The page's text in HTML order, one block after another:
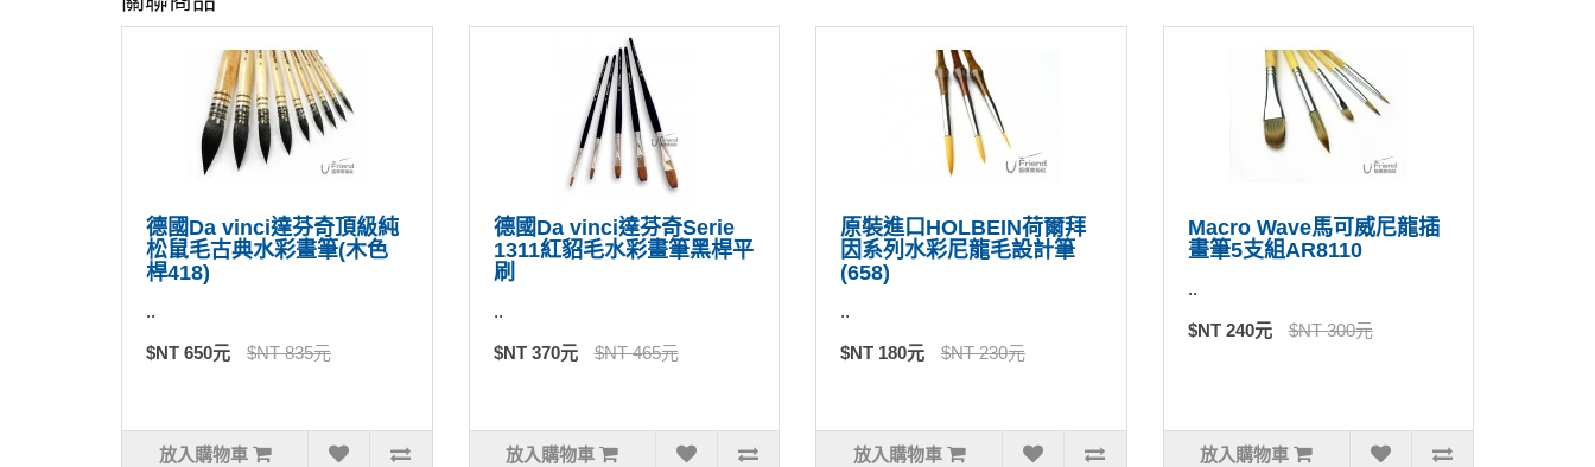
德國Da vinci達芬奇頂級純
松鼠毛古典水彩畫筆(木色
桿418)
..
$NT 650元 $NT 835元
放入購物車
德國Da vinci達芬奇Serie
1311紅貂毛水彩畫筆黑桿平
刷
..
$NT 370元 $NT 465元
放入購物車
原裝進口HOLBEIN荷爾拜
因系列水彩尼龍毛設計筆
(658)
..
$NT 180元 $NT 230元
放入購物車
Macro Wave馬可威尼龍插
畫筆5支組AR8110
..
$NT 240元 $NT 300元
放入購物車